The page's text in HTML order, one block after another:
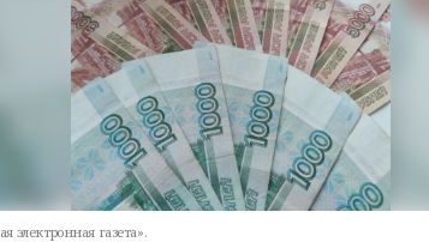
электронная газета».